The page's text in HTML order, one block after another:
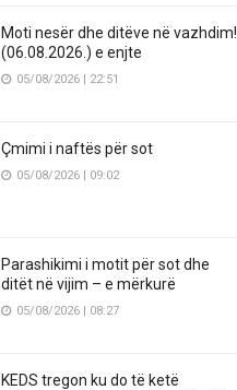
Moti nesër dhe ditëve në vazhdim!
(06.08.2026.) e enjte
05/08/2026 | 22:51
Çmimi i naftës për sot
05/08/2026 | 09:02
Parashikimi i motit për sot dhe
ditët në vijim – e mërkurë
05/08/2026 | 08:27
KEDS tregon ku do të ketë